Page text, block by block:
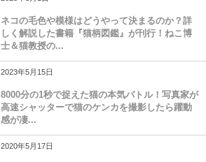
ネコの毛色や模様はどうやって決まるのか？詳
しく解説した書籍『猫柄図鑑』が刊行！ねこ博
士＆猫教授の...
2023年5月15日
8000分の1秒で捉えた猫の本気バトル！写真家が
高速シャッターで猫のケンカを撮影したら躍動
感が凄...
2020年5月17日